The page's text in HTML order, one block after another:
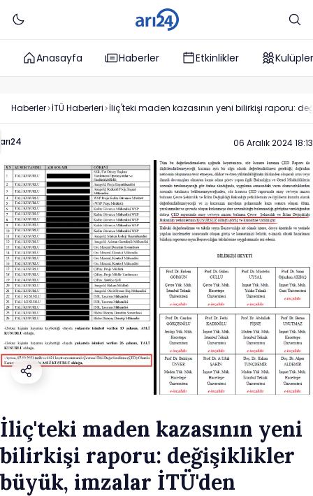
Anasayfa Haberler Etkinlikler Kulüpler
Haberler İTÜ Haberleri İliç'teki maden kazasının yeni bilirkişi raporu:
arı24 06 Aralık 2024 18:13
İliç'teki maden kazasının yeni
bilirkişi raporu: değişiklikler
büyük, imzalar İTÜ'den